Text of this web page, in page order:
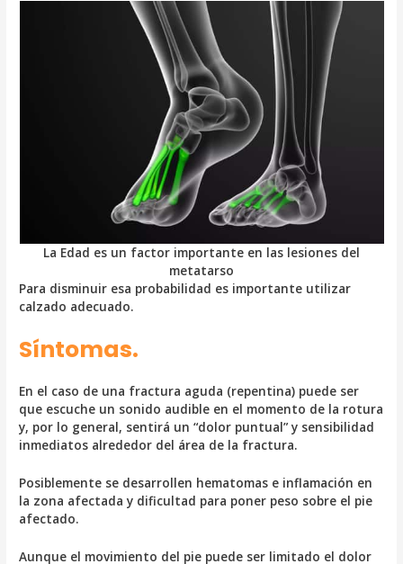
La Edad es un factor importante en las lesiones del
metatarso
Para disminuir esa probabilidad es importante utilizar
calzado adecuado.
Síntomas.
En el caso de una fractura aguda (repentina) puede ser
que escuche un sonido audible en el momento de la rotura
y, por lo general, sentirá un “dolor puntual” y sensibilidad
inmediatos alrededor del área de la fractura.
Posiblemente se desarrollen hematomas e inflamación en
la zona afectada y dificultad para poner peso sobre el pie
afectado.
Aunque el movimiento del pie puede ser limitado el dolor